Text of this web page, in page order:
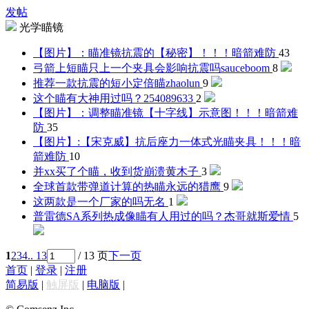
发帖
光学瞄镜
【图片】：瞄准镜抗震的【秘密】！！！ 暗箭难防 43
弓箭上短瞄只上一个夹具会影响抗震吗sauceboom 8
推荐一款抗震的短小定倍瞄zhaolun 9
这个瞄有大神用过吗？ 254089633 2
【图片】：调整瞄准镜【十字线】示意图！！！ 暗箭难
防 35
【图片】:【宋克威】抗后座力一体式光瞄夹具！！！ 暗
箭难防 10
并xx买了个瞄，收到货崩溃黄木子 3
全球首款带弹道计算的热瞄永远的猎鹰 9
这两款是一个厂家的吗无名 1
普雷德SA系列热成像瞄有人用过的吗？ 杰哥就斯爱情 5
1234.. 13 / 13 页下一页
首页 | 登录 | 注册
简易版 | 触屏版 | 电脑版 |